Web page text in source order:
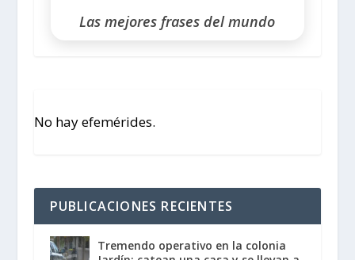
Las mejores frases del mundo
No hay efemérides.
PUBLICACIONES RECIENTES
Tremendo operativo en la colonia